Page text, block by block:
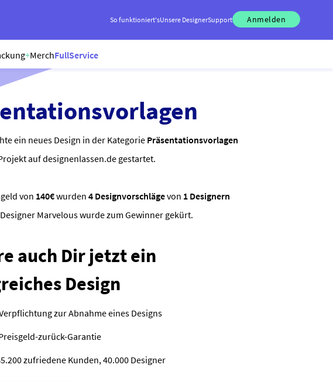
So funktioniert'sUnsere DesignerSupport Anmelden
+MerchFullService
ein neues Design in der KategoriePräsentationsvorlagen
auf designenlassen.de gestartet.
von 140€wurden 4 Designvorschlägevon 1 Designern
Marvelous wurde zum Gewinner gekürt.
auch Dir jetzt ein
Design
zur Abnahme eines Designs
zurück-Garantie
zufriedene Kunden, 40.000 Designer